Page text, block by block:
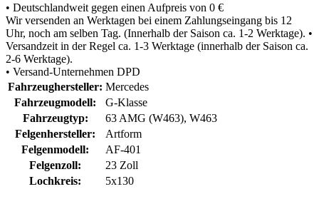
• Deutschlandweit gegen einen Aufpreis von 0 €
Wir versenden an Werktagen bei einem Zahlungseingang bis 12
Uhr, noch am selben Tag. (Innerhalb der Saison ca. 1-2 Werktage). •
Versandzeit in der Regel ca. 1-3 Werktage (innerhalb der Saison ca.
2-6 Werktage).
• Versand-Unternehmen DPD
Fahrzeughersteller: Mercedes
Fahrzeugmodell:
G-Klasse
Fahrzeugtyp:
63 AMG (W463), W463
Felgenhersteller:
Artform
Felgenmodell:
AF-401
Felgenzoll:
23 Zoll
Lochkreis:
5x130